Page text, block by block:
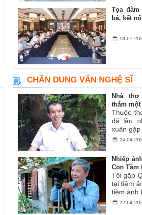
Tọa
bá, kết
13-07-
CHÂN DUNG VĂN NGHỆ SĨ
Nhà thơ
thẳm
Thuộc
đã lâu
xuân
24-04-
Nhiếp
Con Tằm
Tôi gặp
tại tiệm
tiệm ảnh
22-04-